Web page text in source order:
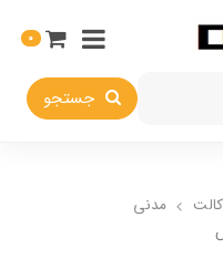
جستجو
0
مدنی